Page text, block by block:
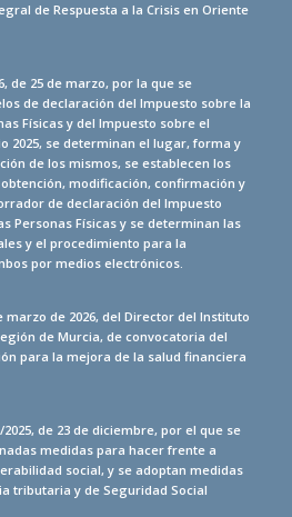
de Respuesta a la Crisis en Oriente
de 25 de marzo, por la que se
de declaración del Impuesto sobre la
Físicas y del Impuesto sobre el
2025, se determinan el lugar, forma y
de los mismos, se establecen los
modificación, confirmación y
de declaración del Impuesto
Personas Físicas y se determinan las
y el procedimiento para la
por medios electrónicos.
marzo de 2026, del Director del Instituto
de Murcia, de convocatoria del
para la mejora de la salud financiera
de 23 de diciembre, por el que se
medidas para hacer frente a
social, y se adoptan medidas
tributaria y de Seguridad Social